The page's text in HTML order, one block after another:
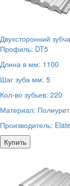
Двухсторонний
Профиль: DT5
Длина в мм: 1100
Шаг зуба мм: 5
Кол-во зубьев: 220
Материал:
Производитель:
Купить